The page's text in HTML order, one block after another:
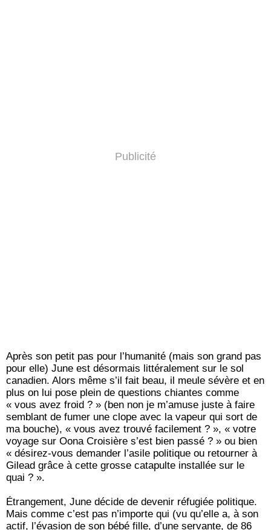
Publicité
Après son petit pas pour l’humanité (mais son grand pas
pour elle) June est désormais littéralement sur le sol
canadien. Alors même s’il fait beau, il meule sévère et en
plus on lui pose plein de questions chiantes comme
« vous avez froid ? » (ben non je m’amuse juste à faire
semblant de fumer une clope avec la vapeur qui sort de
ma bouche), « vous avez trouvé facilement ? », « votre
voyage sur Oona Croisière s’est bien passé ? » ou bien
« désirez-vous demander l’asile politique ou retourner à
Gilead grâce à cette grosse catapulte installée sur le
quai ? ».
Étrangement, June décide de devenir réfugiée politique.
Mais comme c’est pas n’importe qui (vu qu’elle a, à son
actif, l’évasion de son bébé fille, d’une servante, de 86